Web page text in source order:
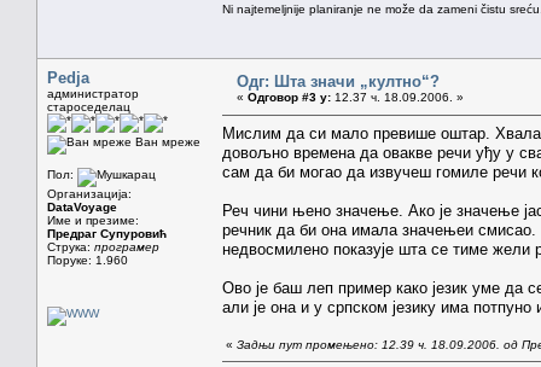
Ni najtemeljnije planiranje ne može da zameni čistu
Pedja
администратор
староседелац
Ван мреже
Пол:
Организација:
DataVoyage
Име и презиме:
Предраг Супуровић
Струка: програмер
Поруке: 1.960
Одг: Шта значи „култно“?
« Одговор #3 у: 12.37 ч. 18.09.2006. »
Мислим да си мало превише оштар. Хвала
довољно времена да овакве речи уђу у
сам да би могао да извучеш гомиле речи
Реч чини њено значење. Ако је значење
речник да би она имала значењеи смисао.
недвосмилено показује шта се тиме жели
Ово је баш леп пример како језик уме да
али је она и у српском језику има
« Задњи пут промењено: 12.39 ч. 18.09.2006. од